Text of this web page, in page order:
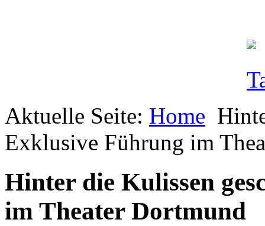
Aktuelle Seite: Home
Exklusive Führung im
Hinter die Kulissen
im Theater Dortmund